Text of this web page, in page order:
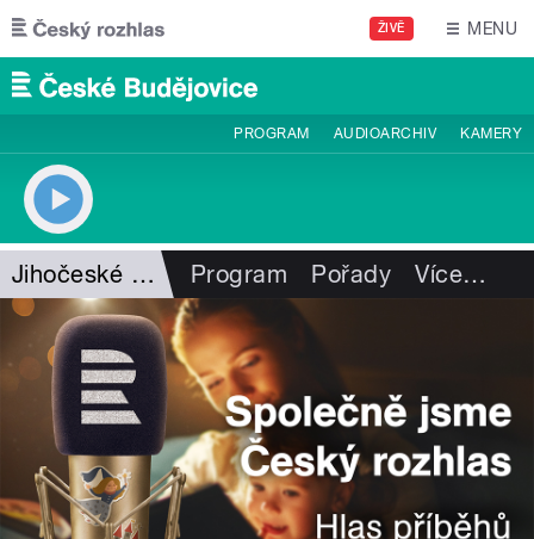
Přejít k hlavnímu obsahu
ŽIVĚ MENU
PROGRAM AUDIOARCHIV KAMERY
Jihočeské nebe Program Pořady Více…